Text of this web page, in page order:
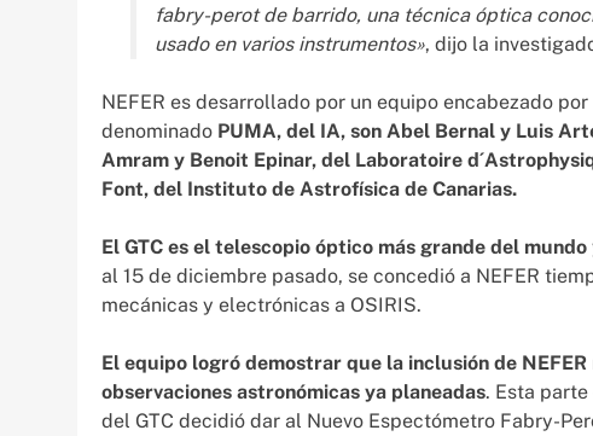
fabry-perot de barrido, una técnica óptica
usado en varios instrumentos», dijo la
NEFER es desarrollado por un equipo encabezado
denominado PUMA, del IA, son Abel Bernal y Luis
Amram y Benoit Epinar, del Laboratoire
Font, del Instituto de Astrofísica de Canarias.
El GTC es el telescopio óptico más grande del mundo
al 15 de diciembre pasado, se concedió a NEFER
mecánicas y electrónicas a OSIRIS.
El equipo logró demostrar que la inclusión de
observaciones astronómicas ya planeadas. Esta
del GTC decidió dar al Nuevo Espectómetro Fabry-